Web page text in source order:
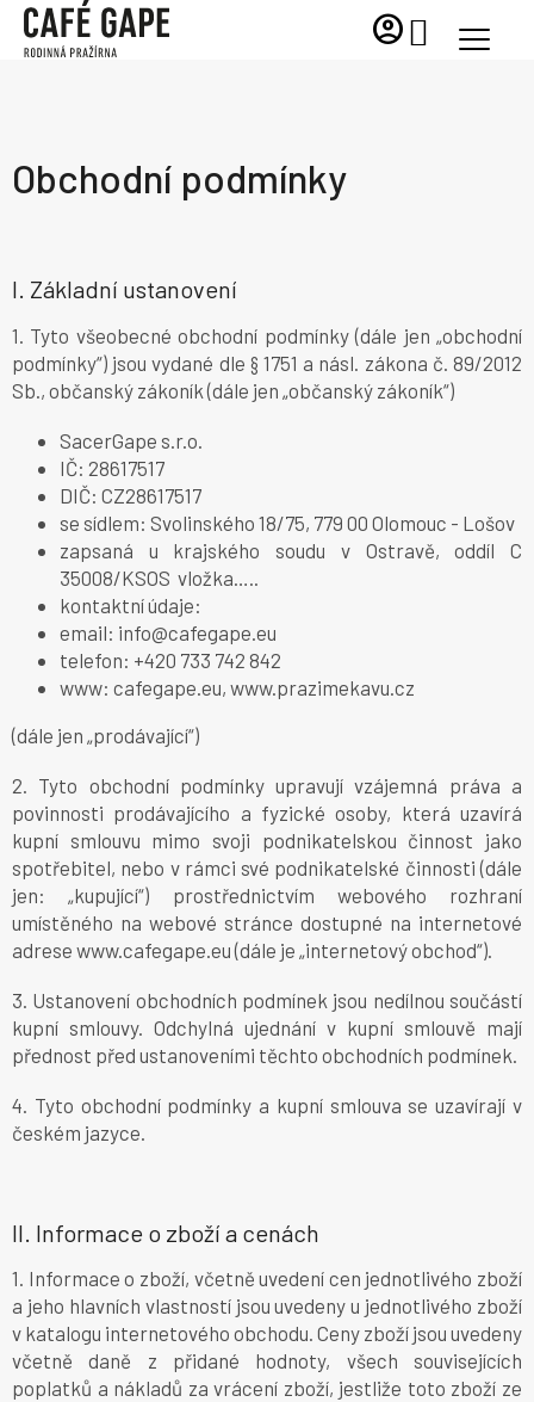
Přejít
account_circle
NÁKUPNÍ
KOŠÍK
Obchodní podmínky
I. Základní ustanovení
1. Tyto všeobecné obchodní podmínky (dále jen „obchodní
podmínky“) jsou vydané dle § 1751 a násl. zákona č. 89/2012
Sb., občanský zákoník (dále jen „občanský zákoník“)
SacerGape s.r.o.
IČ: 28617517
DIČ: CZ28617517
se sídlem: Svolinského 18/75, 779 00 Olomouc - Lošov
zapsaná u krajského soudu v Ostravě, oddíl C
35008/KSOS vložka…..
kontaktní údaje:
email: info@cafegape.eu
telefon: +420 733 742 842
www: cafegape.eu, www.prazimekavu.cz
(dále jen „prodávající“)
2. Tyto obchodní podmínky upravují vzájemná práva a
povinnosti prodávajícího a fyzické osoby, která uzavírá
kupní smlouvu mimo svoji podnikatelskou činnost jako
spotřebitel, nebo v rámci své podnikatelské činnosti (dále
jen: „kupující“) prostřednictvím webového rozhraní
umístěného na webové stránce dostupné na internetové
adrese www.cafegape.eu (dále je „internetový obchod“).
3. Ustanovení obchodních podmínek jsou nedílnou součástí
kupní smlouvy. Odchylná ujednání v kupní smlouvě mají
přednost před ustanoveními těchto obchodních podmínek.
4. Tyto obchodní podmínky a kupní smlouva se uzavírají v
českém jazyce.
II. Informace o zboží a cenách
1. Informace o zboží, včetně uvedení cen jednotlivého zboží
a jeho hlavních vlastností jsou uvedeny u jednotlivého zboží
v katalogu internetového obchodu. Ceny zboží jsou uvedeny
včetně daně z přidané hodnoty, všech souvisejících
poplatků a nákladů za vrácení zboží, jestliže toto zboží ze